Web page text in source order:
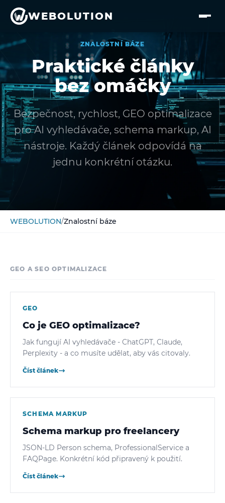
Přejít na hlavní obsah
WEBOLUTION
ZNALOSTNÍ BÁZE
Praktické články
bez omáčky
Bezpečnost, rychlost, GEO optimalizace
pro AI vyhledávače, schema markup, AI
nástroje. Každý článek odpovídá na
jednu konkrétní otázku.
WEBOLUTION/Znalostní báze
GEO A SEO OPTIMALIZACE
GEO
Co je GEO optimalizace?
Jak fungují AI vyhledávače - ChatGPT, Claude,
Perplexity - a co musíte udělat, aby vás citovaly.
Číst článek
SCHEMA MARKUP
Schema markup pro freelancery
JSON-LD Person schema, ProfessionalService a
FAQPage. Konkrétní kód připravený k použití.
Číst článek